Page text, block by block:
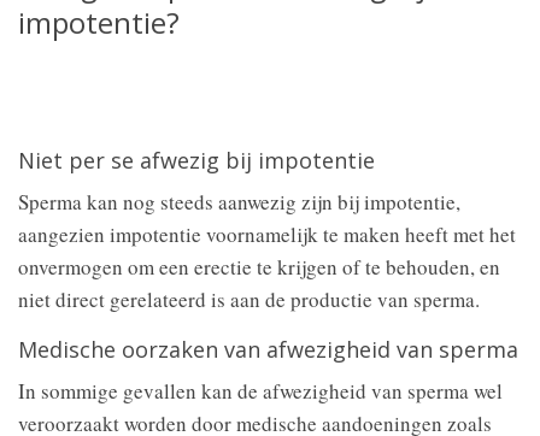
impotentie?
Niet per se afwezig bij impotentie
Sperma kan nog steeds aanwezig zijn bij impotentie,
aangezien impotentie voornamelijk te maken heeft met het
onvermogen om een erectie te krijgen of te behouden, en
niet direct gerelateerd is aan de productie van sperma.
Medische oorzaken van afwezigheid van sperma
In sommige gevallen kan de afwezigheid van sperma wel
veroorzaakt worden door medische aandoeningen zoals